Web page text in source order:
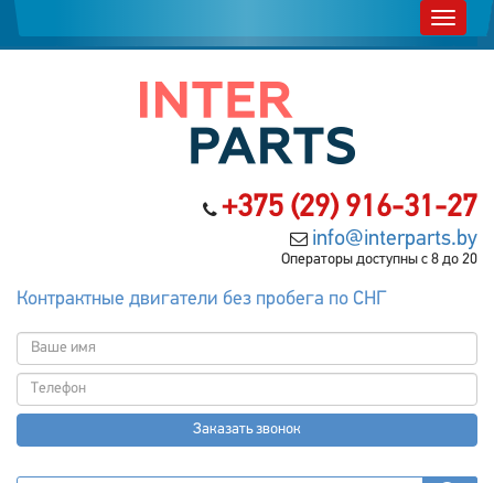
+375 (29) 916-31-27
info@interparts.by
Операторы доступны с 8 до 20
Контрактные двигатели без пробега по СНГ
Заказать звонок